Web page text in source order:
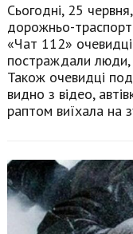
Сьогодні, 25
дорожньо-
«Чат 112»
постраждали люди,
Також очевидці
видно з відео,
раптом виїхала на